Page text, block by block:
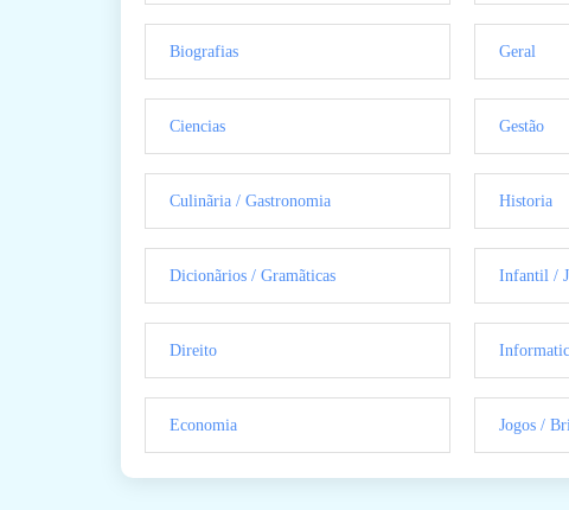
Biografias
Ciencias
Culinãria / Gastronomia
Dicionãrios / Gramãticas
Direito
Economia
Geral
Gestão
Historia
Infantil /
Jogos /